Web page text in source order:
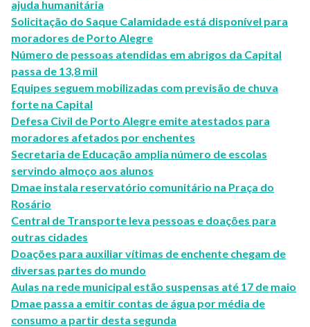
ajuda humanitária
Solicitação do Saque Calamidade está disponível para
moradores de Porto Alegre
Número de pessoas atendidas em abrigos da Capital
passa de 13,8 mil
Equipes seguem mobilizadas com previsão de chuva
forte na Capital
Defesa Civil de Porto Alegre emite atestados para
moradores afetados por enchentes
Secretaria de Educação amplia número de escolas
servindo almoço aos alunos
Dmae instala reservatório comunitário na Praça do
Rosário
Central de Transporte leva pessoas e doações para
outras cidades
Doações para auxiliar vítimas de enchente chegam de
diversas partes do mundo
Aulas na rede municipal estão suspensas até 17 de maio
Dmae passa a emitir contas de água por média de
consumo a partir desta segunda